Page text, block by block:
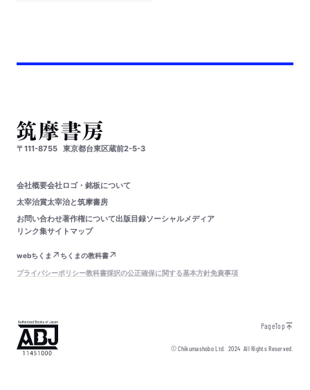
〒111-8755 東京都台東区蔵前2-5-3
会社概要会社ロゴ・銘板について
太宰治賞太宰治と筑摩書房
お問い合わせ著作権について出版目録ソーシャルメディア
リンク集サイトマップ
webちくま
ちくまの教科書
プライバシーポリシー教科書採択の公正確保に関する基本方針免責事項
PageTop
© Chikumashobo Ltd.2024 All Rights Reserved.